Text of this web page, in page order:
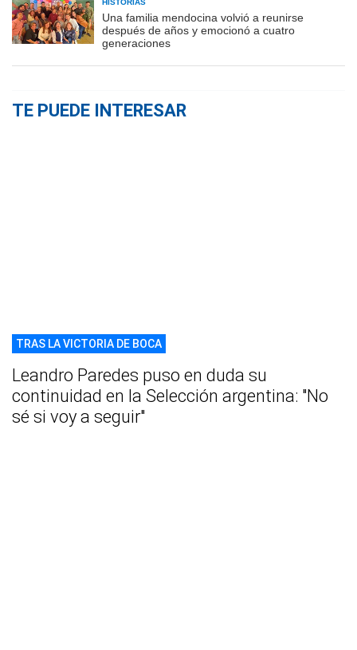
HISTORIAS
Una familia mendocina volvió a reunirse
después de años y emocionó a cuatro
generaciones
TE PUEDE INTERESAR
TRAS LA VICTORIA DE BOCA
Leandro Paredes puso en duda su
continuidad en la Selección argentina: "No
sé si voy a seguir"